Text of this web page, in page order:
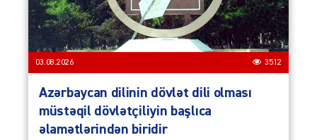
03.08.2026 3512
Azərbaycan dilinin dövlət dili olması
müstəqil dövlətçiliyin başlıca
əlamətlərindən biridir